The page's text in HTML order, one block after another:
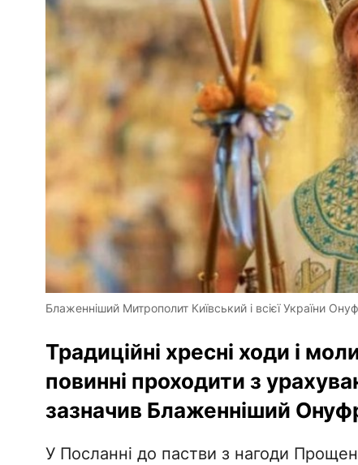
Блаженніший Митрополит Київський і всієї України
Традиційні хресні ходи і
повинні проходити з
зазначив Блаженніший
У Посланні до пастви з нагоди